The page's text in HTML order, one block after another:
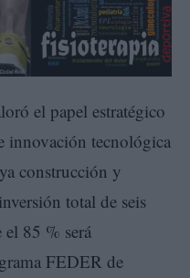
el papel estratégico
innovación tecnológica
construcción y
total de seis
85 % será
FEDER de